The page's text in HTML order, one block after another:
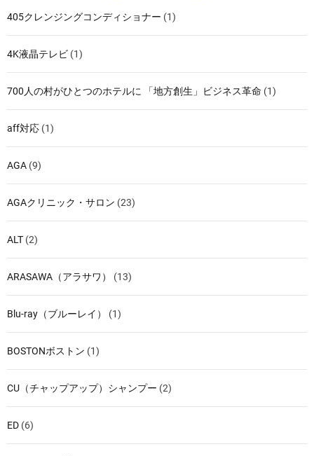
405クレンジングコンディショナー (1)
4K液晶テレビ (1)
700人の村がひとつのホテルに 「地方創生」ビジネス革命 (1)
aff対応 (1)
AGA (9)
AGAクリニック・サロン (23)
ALT (2)
ARASAWA（アラサワ） (13)
Blu-ray（ブルーレイ） (1)
BOSTONボストン (1)
CU（チャップアップ）シャンプー (2)
ED (6)